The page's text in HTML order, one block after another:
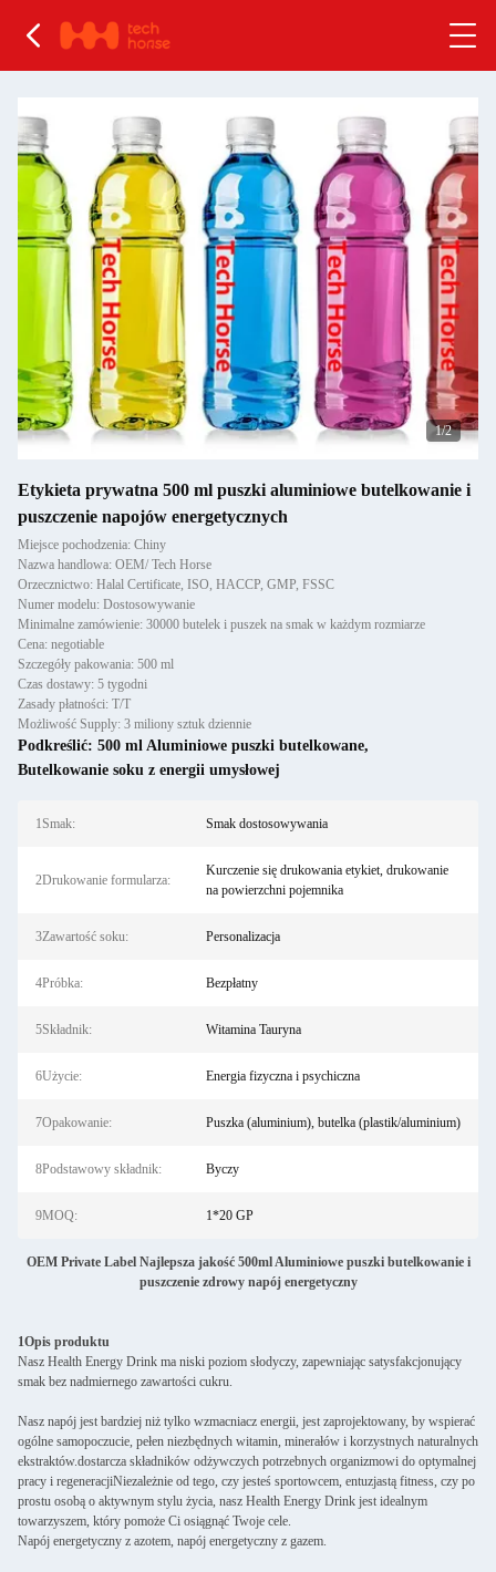
1/2
Etykieta prywatna 500 ml puszki aluminiowe butelkowanie i
puszczenie napojów energetycznych
Miejsce pochodzenia: Chiny
Nazwa handlowa: OEM/ Tech Horse
Orzecznictwo: Halal Certificate, ISO, HACCP, GMP, FSSC
Numer modelu: Dostosowywanie
Minimalne zamówienie: 30000 butelek i puszek na smak w każdym rozmiarze
Cena: negotiable
Szczegóły pakowania: 500 ml
Czas dostawy: 5 tygodni
Zasady płatności: T/T
Możliwość Supply: 3 miliony sztuk dziennie
Podkreślić: 500 ml Aluminiowe puszki butelkowane,
Butelkowanie soku z energii umysłowej
1Smak: Smak dostosowywania
2Drukowanie formularza:
Kurczenie się drukowania etykiet, drukowanie
na powierzchni pojemnika
3Zawartość soku: Personalizacja
4Próbka: Bezpłatny
5Składnik: Witamina Tauryna
6Użycie: Energia fizyczna i psychiczna
7Opakowanie: Puszka (aluminium), butelka (plastik/aluminium)
8Podstawowy składnik: Byczy
9MOQ: 1*20 GP
OEM Private Label Najlepsza jakość 500ml Aluminiowe puszki butelkowanie i
puszczenie zdrowy napój energetyczny
1Opis produktu
Nasz Health Energy Drink ma niski poziom słodyczy, zapewniając satysfakcjonujący
smak bez nadmiernego zawartości cukru.
Nasz napój jest bardziej niż tylko wzmacniacz energii, jest zaprojektowany, by wspierać
ogólne samopoczucie, pełen niezbędnych witamin, minerałów i korzystnych naturalnych
ekstraktów.dostarcza składników odżywczych potrzebnych organizmowi do optymalnej
pracy i regeneracjiNiezależnie od tego, czy jesteś sportowcem, entuzjastą fitness, czy po
prostu osobą o aktywnym stylu życia, nasz Health Energy Drink jest idealnym
towarzyszem, który pomoże Ci osiągnąć Twoje cele.
Napój energetyczny z azotem, napój energetyczny z gazem.